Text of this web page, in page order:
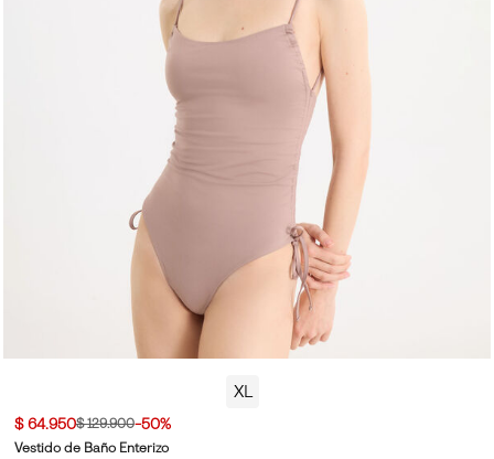
XL
$ 64.950$ 129.900-50%
Vestido de Baño Enterizo